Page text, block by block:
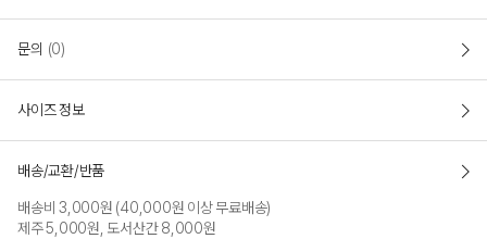
문의 (0)
사이즈 정보
배송/교환/반품
배송비 3,000원 (40,000원 이상 무료배송)
제주 5,000원, 도서산간 8,000원